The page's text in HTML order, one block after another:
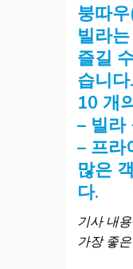
붕따
빌라
즐길
습니다.
10 개
– 빌라
– 프라
많은
다.
기사 내
가장 좋